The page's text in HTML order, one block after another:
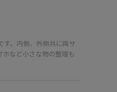
す。内側、外側共に両サ
など小さな物の整理も